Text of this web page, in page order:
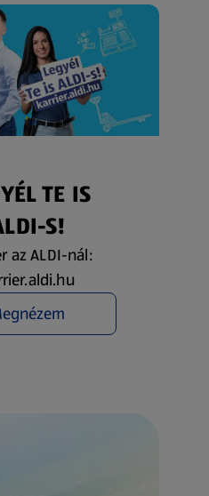
TE IS
S!
az ALDI-nál: